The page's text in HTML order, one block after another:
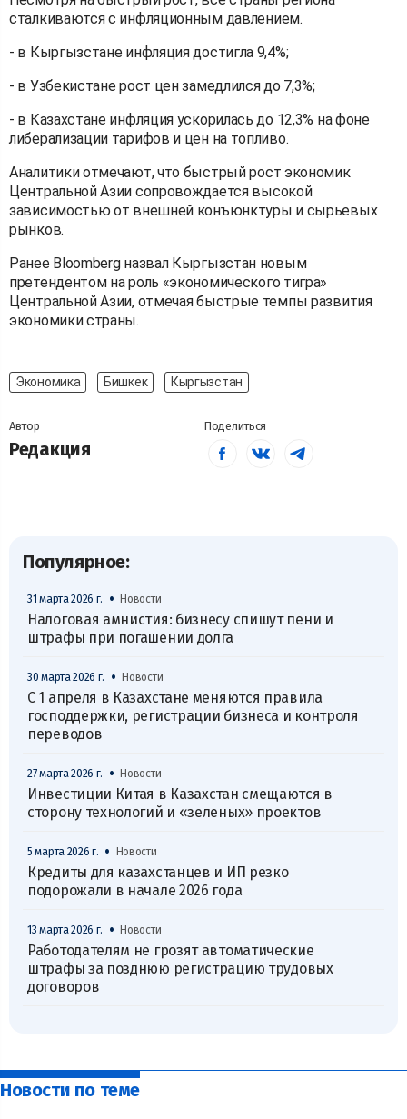
сталкиваются с инфляционным давлением.
- в Кыргызстане инфляция достигла 9,4%;
- в Узбекистане рост цен замедлился до 7,3%;
- в Казахстане инфляция ускорилась до 12,3% на фоне
либерализации тарифов и цен на топливо.
Аналитики отмечают, что быстрый рост экономик
Центральной Азии сопровождается высокой
зависимостью от внешней конъюнктуры и сырьевых
рынков.
Ранее Bloomberg назвал Кыргызстан новым
претендентом на роль «экономического тигра»
Центральной Азии, отмечая быстрые темпы развития
экономики страны.
Экономика Бишкек Кыргызстан
Автор
Редакция
Поделиться
Популярное:
31 марта 2026 г. • Новости
Налоговая амнистия: бизнесу спишут пени и
штрафы при погашении долга
30 марта 2026 г. • Новости
С 1 апреля в Казахстане меняются правила
господдержки, регистрации бизнеса и контроля
переводов
27 марта 2026 г. • Новости
Инвестиции Китая в Казахстан смещаются в
сторону технологий и «зеленых» проектов
5 марта 2026 г. • Новости
Кредиты для казахстанцев и ИП резко
подорожали в начале 2026 года
13 марта 2026 г. • Новости
Работодателям не грозят автоматические
штрафы за позднюю регистрацию трудовых
договоров
Новости по теме